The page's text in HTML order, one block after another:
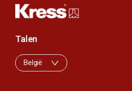
Talen
België